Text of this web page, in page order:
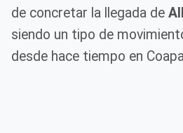
de concretar la llegada de
siendo un tipo de
desde hace tiempo en